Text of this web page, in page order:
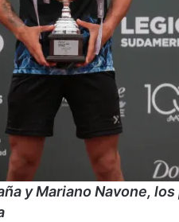
y Mariano Navone,